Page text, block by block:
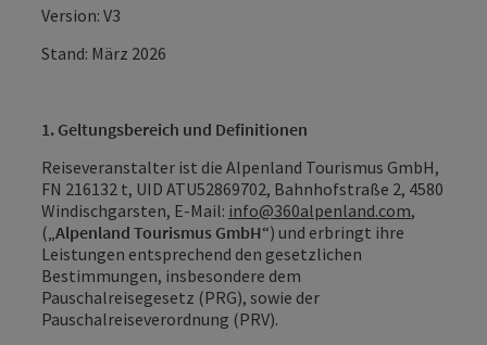
Version: V3
Stand: März 2026
1. Geltungsbereich und Definitionen
Reiseveranstalter ist die Alpenland Tourismus GmbH,
FN 216132 t, UID ATU52869702, Bahnhofstraße 2, 4580
Windischgarsten, E-Mail: info@360alpenland.com,
(„Alpenland Tourismus GmbH“) und erbringt ihre
Leistungen entsprechend den gesetzlichen
Bestimmungen, insbesondere dem
Pauschalreisegesetz (PRG), sowie der
Pauschalreiseverordnung (PRV).